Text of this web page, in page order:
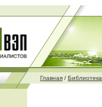
Главная / Библиотека